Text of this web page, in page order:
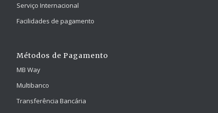
Serviço Internacional
Facilidades de pagamento
Métodos de Pagamento
MB Way
Multibanco
Transferência Bancária